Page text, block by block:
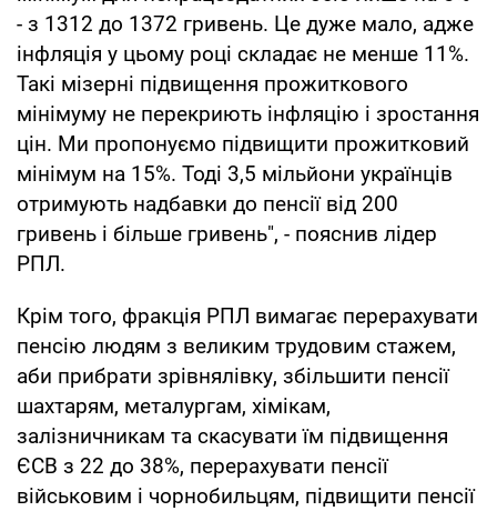
- з 1312 до 1372 гривень. Це дуже мало, адже
інфляція у цьому році складає не менше 11%.
Такі мізерні підвищення прожиткового
мінімуму не перекриють інфляцію і зростання
цін. Ми пропонуємо підвищити прожитковий
мінімум на 15%. Тоді 3,5 мільйони українців
отримують надбавки до пенсії від 200
гривень і більше гривень", - пояснив лідер
РПЛ.
Крім того, фракція РПЛ вимагає перерахувати
пенсію людям з великим трудовим стажем,
аби прибрати зрівнялівку, збільшити пенсії
шахтарям, металургам, хімікам,
залізничникам та скасувати їм підвищення
ЄСВ з 22 до 38%, перерахувати пенсії
військовим і чорнобильцям, підвищити пенсії